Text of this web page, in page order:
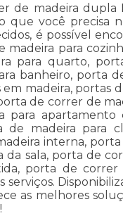
de madeira dupla
que você precisa
é possível
madeira para
para quarto,
banheiro, porta
madeira, portas
de correr de
para
de madeira para
interna,
da sala, porta de
porta de
as melhores